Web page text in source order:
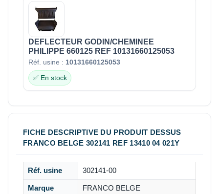
DEFLECTEUR GODIN/CHEMINEE
PHILIPPE 660125 REF 10131660125053
Réf. usine : 10131660125053
✅ En stock
FICHE DESCRIPTIVE DU PRODUIT DESSUS
FRANCO BELGE 302141 REF 13410 04 021Y
Réf. usine 302141-00
Marque FRANCO BELGE